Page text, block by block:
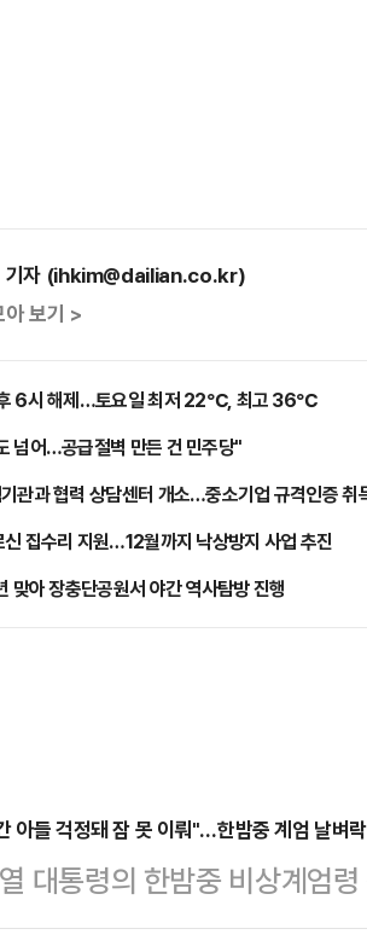
기자 (ihkim@dailian.co.kr)
아 보기 >
후 6시 해제…토요일 최저 22℃, 최고 36℃
넘어…공급절벽 만든 건 민주당"
관과 협력 상담센터 개소…중소기업 규격인증 취
집수리 지원…12월까지 낙상방지 사업 추진
맞아 장충단공원서 야간 역사탐방 진행
아들 걱정돼 잠 못 이뤄"…한밤중 계엄 날벼
대통령의 한밤중 비상계엄
다. 불과 6시간의 짧은 계엄